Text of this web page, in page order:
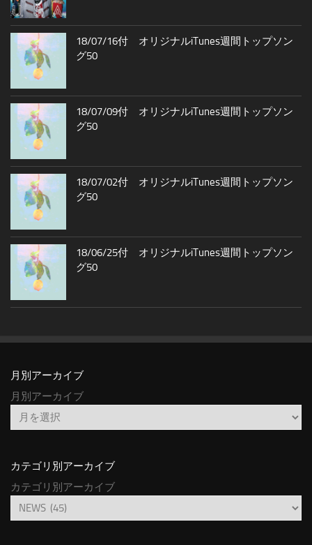
18/07/16付 オリジナルiTunes週間トップソン
グ50
18/07/09付 オリジナルiTunes週間トップソン
グ50
18/07/02付 オリジナルiTunes週間トップソン
グ50
18/06/25付 オリジナルiTunes週間トップソン
グ50
月別アーカイブ
月別アーカイブ
カテゴリ別アーカイブ
カテゴリ別アーカイブ